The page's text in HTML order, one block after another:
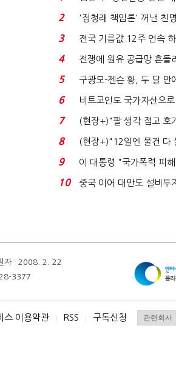
청래 "반명 공세 사...
2
'정청래 책임론' 꺼낸 친
는 추가투표 때리기...
3
전국 기름값 12주 연속
발윳값 1909원...
4
전쟁에 원유 공급망 흔들
에너지안보 핵심...
5
구광모-젠슨 황, 두 달 만
로봇·AI 등 논...
6
비트코인도 국가자산으
처분' 기준은 ...
7
(현장+)"팔 생각 접고 호
요"…'덜 똘똘한 한 채'
8
(현장+)"12일엔 물건 다
빈 매대 채우며 문 연 ...
9
이 대통령 "국가폭력 피
적극적 조사로 진...
10
중국 이어 대만도 설비투
자 : 2008. 2. 22
3377
스 이용약관 I RSS I 구독신청